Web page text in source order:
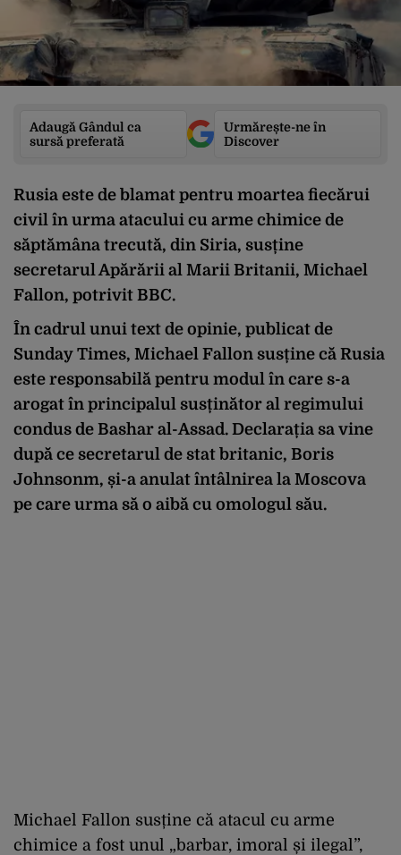
Adaugă Gândul ca
sursă preferată
Urmărește-ne în
Discover
Rusia este de blamat pentru moartea fiecărui
civil în urma atacului cu arme chimice de
săptămâna trecută, din Siria, susține
secretarul Apărării al Marii Britanii, Michael
Fallon, potrivit BBC.
În cadrul unui text de opinie, publicat de
Sunday Times, Michael Fallon susține că Rusia
este responsabilă pentru modul în care s-a
arogat în principalul susținător al regimului
condus de Bashar al-Assad. Declarația sa vine
după ce secretarul de stat britanic, Boris
Johnsonm, și-a anulat întâlnirea la Moscova
pe care urma să o aibă cu omologul său.
Michael Fallon susține că atacul cu arme
chimice a fost unul „barbar, imoral și ilegal”,